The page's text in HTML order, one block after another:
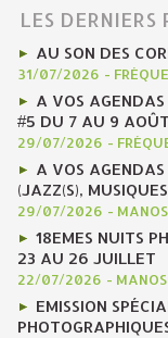
LES DERNIERS
AU SON DES
31/07/2026 -
A VOS
#5 DU 7 AU 9
29/07/2026 -
A VOS
(JAZZ(S),
29/07/2026 -
18EMES NUITS
23 AU 26 JUILLET
22/07/2026 -
EMISSION